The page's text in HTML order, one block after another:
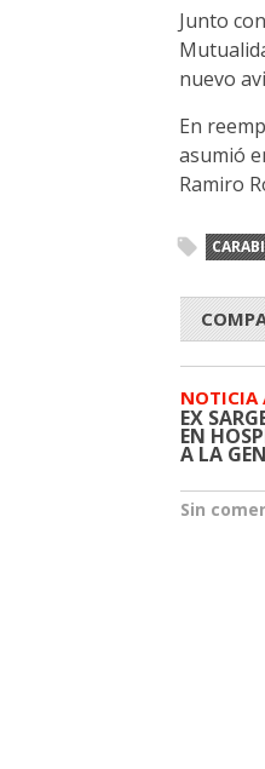
Junto
nuevo
En
asumió
Ramiro
NOTICIA
EX
EN
A LA
Sin